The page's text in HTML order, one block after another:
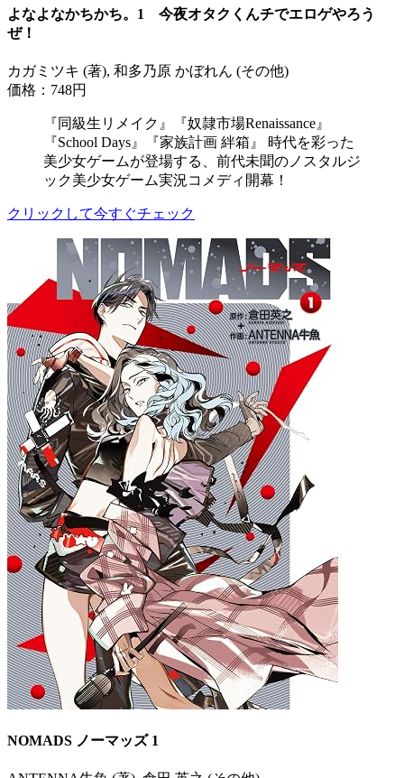
よなよなかちかち。1 今夜オタクくんチでエロゲやろう
ぜ！
カガミツキ (著), 和多乃原 かぼれん (その他)
価格：748円
『同級生リメイク』『奴隷市場Renaissance』
『School Days』『家族計画 絆箱』 時代を彩った
美少女ゲームが登場する、前代未聞のノスタルジ
ック美少女ゲーム実況コメディ開幕！
クリックして今すぐチェック
NOMADS ノーマッズ 1